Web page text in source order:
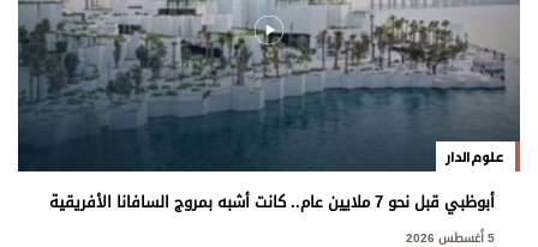
علوم الدار
أبوظبي قبل نحو 7 ملايين عام.. كانت أشبه بمروج السافانا الأفريقية
5 أغسطس 2026